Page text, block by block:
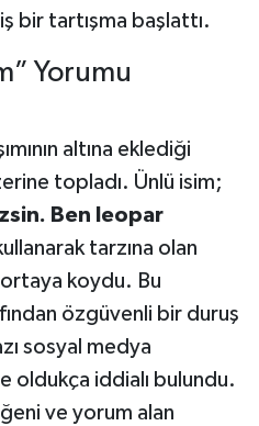
bir tartışma başlattı.
Yorumu
altına eklediği
topladı. Ünlü isim;
Ben leopar
tarzına olan
koydu. Bu
özgüvenli bir duruş
sosyal medya
oldukça iddialı bulundu.
ve yorum alan